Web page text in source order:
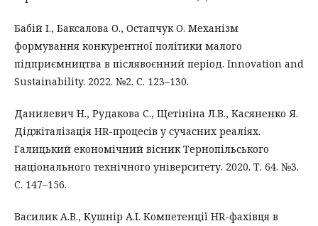
Бабій І., Баксалова О., Остапчук О. Механізм
формування конкурентної політики малого
підприємництва в післявоєнний період. Innovation and
Sustainability. 2022. №2. С. 123–130.
Данилевич Н., Рудакова С., Щетініна Л.В., Касяненко Я.
Діджіталізація HR-процесів у сучасних реаліях.
Галицький економічний вісник Тернопільського
національного технічного університету. 2020. Т. 64. №3.
С. 147–156.
Василик А.В., Кушнір А.І. Компетенції HR-фахівця в